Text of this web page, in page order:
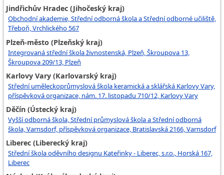
Jindřichův Hradec (Jihočeský kraj)
Obchodní akademie, Střední odborná škola a Střední odborné učiliště,
Třeboň, Vrchlického 567
Plzeň-město (Plzeňský kraj)
Integrovaná střední škola živnostenská, Plzeň, Škroupova 13,
Škroupova 209/13, Plzeň
Karlovy Vary (Karlovarský kraj)
Střední uměleckoprůmyslová škola keramická a sklářská Karlovy Vary,
příspěvková organizace, nám. 17. listopadu 710/12, Karlovy Vary
Děčín (Ústecký kraj)
Vyšší odborná škola, Střední průmyslová škola a Střední odborná
škola, Varnsdorf, příspěvková organizace, Bratislavská 2166, Varnsdorf
Liberec (Liberecký kraj)
Střední škola oděvního designu Kateřinky - Liberec, s.r.o., Horská 167,
Liberec